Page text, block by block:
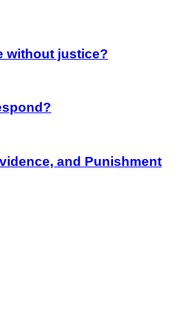
without justice?
and Punishment